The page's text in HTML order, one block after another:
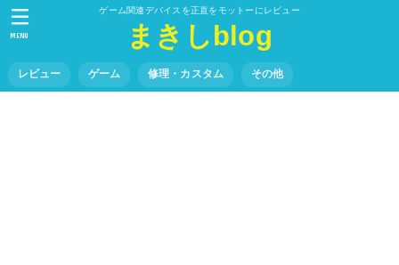
ゲーム関連デバイスを正直をモットーにレビュー
まきしblog
レビュー ゲーム 修理・カスタム その他
MENU